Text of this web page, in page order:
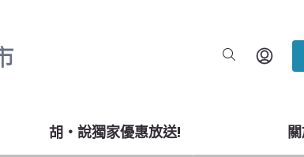
胡‧說獨家優惠放送!